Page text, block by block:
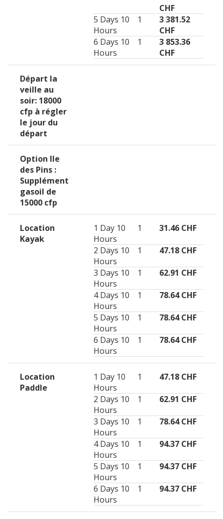
CHF
5 Days 10
Hours
1
3 381.52
CHF
6 Days 10
Hours
1
3 853.36
CHF
Départ la
veille au
soir: 18000
cfp à régler
le jour du
départ
Option Ile
des Pins :
Supplément
gasoil de
15000 cfp
Location
Kayak
1 Day 10
Hours
1 31.46 CHF
2 Days 10
Hours
1 47.18 CHF
3 Days 10
Hours
1 62.91 CHF
4 Days 10
Hours
1 78.64 CHF
5 Days 10
Hours
1 78.64 CHF
6 Days 10
Hours
1 78.64 CHF
Location
Paddle
1 Day 10
Hours
1 47.18 CHF
2 Days 10
Hours
1 62.91 CHF
3 Days 10
Hours
1 78.64 CHF
4 Days 10
Hours
1 94.37 CHF
5 Days 10
Hours
1 94.37 CHF
6 Days 10
Hours
1 94.37 CHF